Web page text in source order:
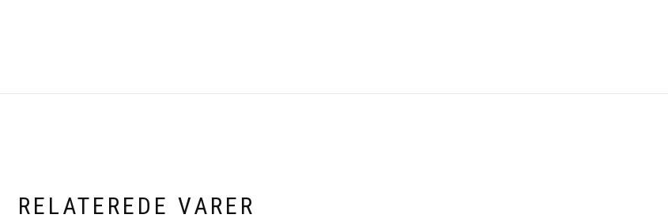
RELATEREDE VARER